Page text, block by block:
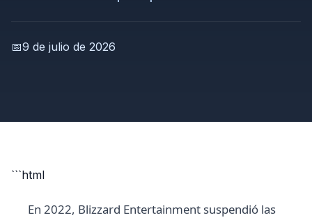
📅9 de julio de 2026
```html
En 2022, Blizzard Entertainment suspendió las